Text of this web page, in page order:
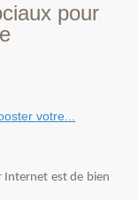
pour
votre...
Internet est de bien